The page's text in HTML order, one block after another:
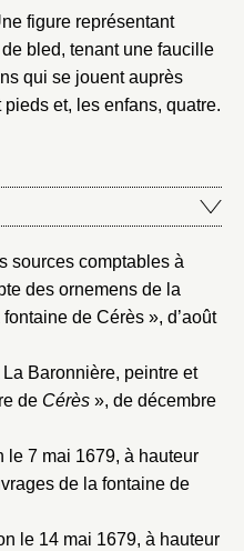
figure représentant
bled, tenant une faucille
qui se jouent auprès
pieds et, les enfans, quatre.
sources comptables à
des ornemens de la
de Cérès », d’août
Baronnière, peintre et
de Cérès », de décembre
le 7 mai 1679, à hauteur
de la fontaine de
le 14 mai 1679, à hauteur